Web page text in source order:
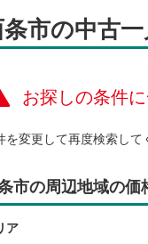
市の中古
お探しの条件
を変更して再度検索して
市の周辺地域の価
ア
信越・北陸
四国